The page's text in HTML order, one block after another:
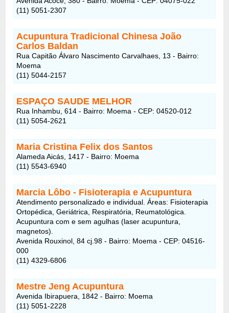
(11) 5051-2307
Acupuntura Tradicional Chinesa João
Carlos Baldan
Rua Capitão Álvaro Nascimento Carvalhaes, 13 - Bairro:
Moema
(11) 5044-2157
ESPAÇO SAUDE MELHOR
Rua Inhambu, 614 - Bairro: Moema - CEP: 04520-012
(11) 5054-2621
Maria Cristina Felix dos Santos
Alameda Aicás, 1417 - Bairro: Moema
(11) 5543-6940
Marcia Lôbo - Fisioterapia e Acupuntura
Atendimento personalizado e individual. Áreas: Fisioterapia
Ortopédica, Geriátrica, Respiratória, Reumatológica.
Acupuntura com e sem agulhas (laser acupuntura,
magnetos).
Avenida Rouxinol, 84 cj.98 - Bairro: Moema - CEP: 04516-
000
(11) 4329-6806
Mestre Jeng Acupuntura
Avenida Ibirapuera, 1842 - Bairro: Moema
(11) 5051-2228